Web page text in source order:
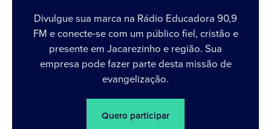
Divulgue sua marca na Rádio Educadora 90,9
FM e conecte-se com um público fiel, cristão e
presente em Jacarezinho e região. Sua
empresa pode fazer parte desta missão de
evangelização.
Quero participar